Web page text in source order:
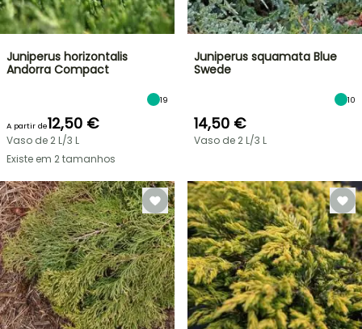
Juniperus horizontalis
Andorra Compact
19
A partir de12,50 €
Vaso de 2 L/3 L
Existe em 2 tamanhos
Juniperus squamata Blue
Swede
10
14,50 €
Vaso de 2 L/3 L